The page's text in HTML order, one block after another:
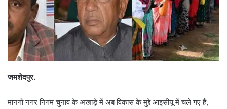
जमशेदपुर.
मानगो नगर निगम चुनाव के अखाड़े में अब विकास के मुद्दे आइसीयू में चले गए हैं,